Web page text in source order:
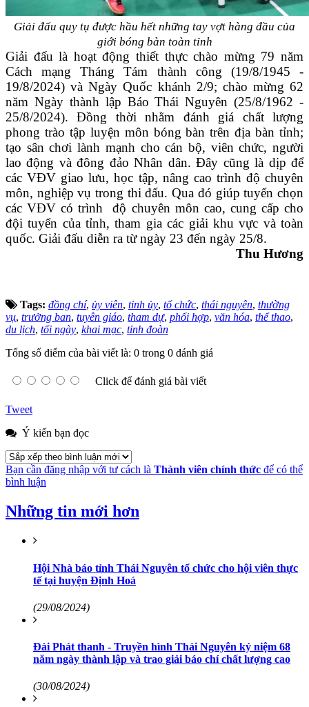
Giải đấu quy tụ được hầu hết những tay vợt hàng đầu của
giới bóng bàn toàn tỉnh
Giải đấu là hoạt động thiết thực chào mừng 79 năm
Cách mạng Tháng Tám thành công (19/8/1945 -
19/8/2024) và Ngày Quốc khánh 2/9; chào mừng 62
năm Ngày thành lập Báo Thái Nguyên (25/8/1962 -
25/8/2024). Đồng thời nhằm đánh giá chất lượng
phong trào tập luyện môn bóng bàn trên địa bàn tỉnh;
tạo sân chơi lành mạnh cho cán bộ, viên chức, người
lao động và đông đảo Nhân dân. Đây cũng là dịp để
các VĐV giao lưu, học tập, nâng cao trình độ chuyên
môn, nghiệp vụ trong thi đấu. Qua đó giúp tuyển chọn
các VĐV có trình độ chuyên môn cao, cung cấp cho
đội tuyển của tỉnh, tham gia các giải khu vực và toàn
quốc. Giải đấu diễn ra từ ngày 23 đến ngày 25/8.
Thu Hương
Tags: đồng chí, ủy viên, tỉnh ủy, tổ chức, thái nguyên, thường
vụ, trưởng ban, tuyên giáo, tham dự, phối hợp, văn hóa, thể thao,
du lịch, tối ngày, khai mạc, tỉnh đoàn
Tổng số điểm của bài viết là: 0 trong 0 đánh giá
Click để đánh giá bài viết
Tweet
Ý kiến bạn đọc
Bạn cần đăng nhập với tư cách là Thành viên chính thức để có thể
bình luận
Những tin mới hơn
Hội Nhà báo tỉnh Thái Nguyên tổ chức cho hội viên thực
tế tại huyện Định Hoá
(29/08/2024)
Đài Phát thanh - Truyền hình Thái Nguyên kỷ niệm 68
năm ngày thành lập và trao giải báo chí chất lượng cao
(30/08/2024)